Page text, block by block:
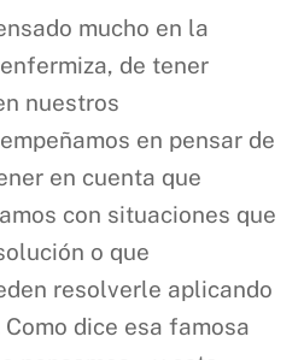
mucho en la
de tener
nuestros
en pensar de
en cuenta que
con situaciones que
o que
resolverle aplicando
dice esa famosa